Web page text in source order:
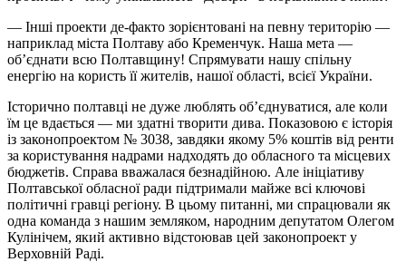
— Інші проекти де-факто зорієнтовані на певну територію —
наприклад міста Полтаву або Кременчук. Наша мета —
об’єднати всю Полтавщину! Спрямувати нашу спільну
енергію на користь її жителів, нашої області, всієї України.
Історично полтавці не дуже люблять об’єднуватися, але коли
їм це вдається — ми здатні творити дива. Показовою є історія
із законопроектом № 3038, завдяки якому 5% коштів від ренти
за користування надрами надходять до обласного та місцевих
бюджетів. Справа вважалася безнадійною. Але ініціативу
Полтавської обласної ради підтримали майже всі ключові
політичні гравці регіону. В цьому питанні, ми спрацювали як
одна команда з нашим земляком, народним депутатом Олегом
Кулінічем, який активно відстоював цей законопроект у
Верховній Раді.